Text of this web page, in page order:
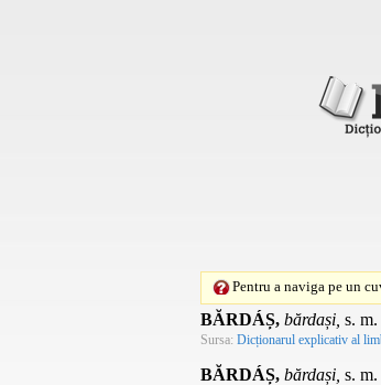
Pentru a naviga pe un
BĂRDÁȘ, bărdași, s. m.
Sursa: Dicționarul explicativ al
BĂRDÁȘ, bărdași, s. m.